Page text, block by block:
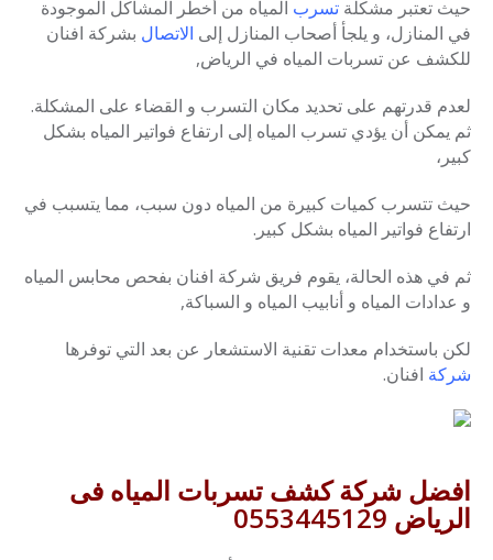
حيث تعتبر مشكلة تسرب المياه من أخطر المشاكل الموجودة
في المنازل، و يلجأ أصحاب المنازل إلى الاتصال بشركة افنان
للكشف عن تسربات المياه في الرياض,
لعدم قدرتهم على تحديد مكان التسرب و القضاء على المشكلة.
ثم يمكن أن يؤدي تسرب المياه إلى ارتفاع فواتير المياه بشكل
كبير،
حيث تتسرب كميات كبيرة من المياه دون سبب، مما يتسبب في
ارتفاع فواتير المياه بشكل كبير.
ثم في هذه الحالة، يقوم فريق شركة افنان بفحص محابس المياه
و عدادات المياه و أنابيب المياه و السباكة,
لكن باستخدام معدات تقنية الاستشعار عن بعد التي توفرها
شركة افنان.
افضل شركة كشف تسربات المياه فى
الرياض 0553445129